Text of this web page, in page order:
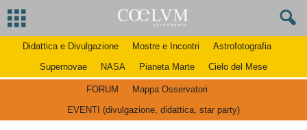
Didattica e Divulgazione Mostre e Incontri
Astrofotografia
Supernovae
NASA Pianeta Marte Cielo del Mese
FORUM
Mappa Osservatori
EVENTI (divulgazione, didattica, star party)